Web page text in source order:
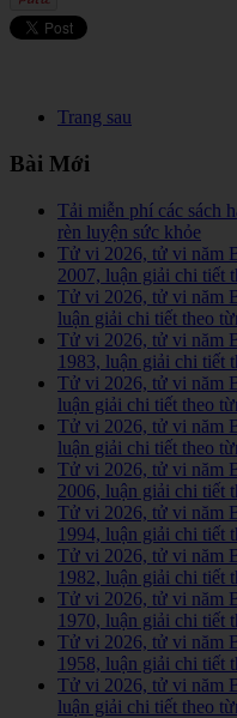
Trang sau
Bài Mới
Tải miễn phí các sách
rèn luyện sức khỏe
Tử vi 2026, tử vi năm
2007, luận giải chi tiết
Tử vi 2026, tử vi năm
luận giải chi tiết theo
Tử vi 2026, tử vi năm
1983, luận giải chi tiết
Tử vi 2026, tử vi năm
luận giải chi tiết theo
Tử vi 2026, tử vi năm
luận giải chi tiết theo
Tử vi 2026, tử vi năm
2006, luận giải chi tiết
Tử vi 2026, tử vi năm
1994, luận giải chi tiết
Tử vi 2026, tử vi năm
1982, luận giải chi tiết
Tử vi 2026, tử vi năm
1970, luận giải chi tiết
Tử vi 2026, tử vi năm
1958, luận giải chi tiết
Tử vi 2026, tử vi năm
luận giải chi tiết theo